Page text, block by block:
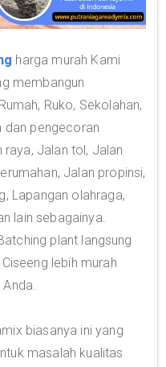
harga murah Kami
membangun
Ruko, Sekolahan,
dan pengecoran
raya, Jalan tol, Jalan
Jalan propinsi,
Lapangan olahraga,
lain sebagainya.
plant langsung
lebih murah
biasanya ini yang
masalah kualitas